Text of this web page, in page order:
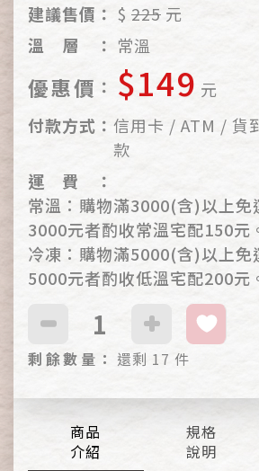
建議售價： $ 225 元
溫
層 ： 常溫
優惠價 ： $149 元
付款方式 ： 信用卡 / ATM / 貨
款
運
費
：
常溫：購物滿3000(含)以上免
3000元者酌收常溫宅配150元
冷凍：購物滿5000(含)以上免
5000元者酌收低溫宅配200元
剩 餘數 量 ： 還剩 17 件
商品
介紹
規格
說明